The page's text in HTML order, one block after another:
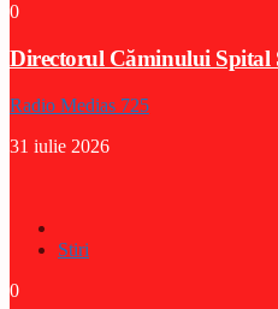
0
Directorul Căminului
Radio Medias 725
31 iulie 2026
Stiri
0